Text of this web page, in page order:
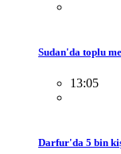
Sudan'da toplu
13:05
Darfur'da 5 bin